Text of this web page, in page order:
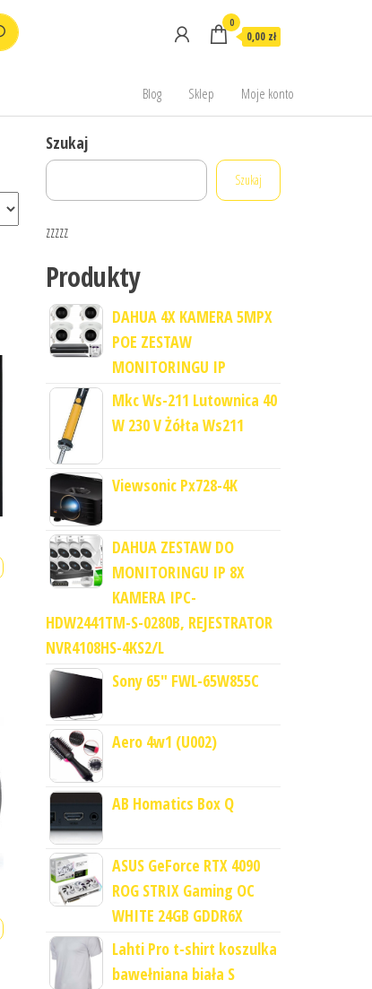
0
0,00 zł
Blog Sklep Moje konto
Szukaj
Szukaj
zzzzz
Produkty
DAHUA 4X KAMERA 5MPX
POE ZESTAW
MONITORINGU IP
Mkc Ws-211 Lutownica 40
W 230 V Żółta Ws211
Viewsonic Px728-4K
DAHUA ZESTAW DO
MONITORINGU IP 8X
KAMERA IPC-
HDW2441TM-S-0280B, REJESTRATOR
NVR4108HS-4KS2/L
Sony 65" FWL-65W855C
Aero 4w1 (U002)
AB Homatics Box Q
ASUS GeForce RTX 4090
ROG STRIX Gaming OC
WHITE 24GB GDDR6X
Lahti Pro t-shirt koszulka
bawełniana biała S